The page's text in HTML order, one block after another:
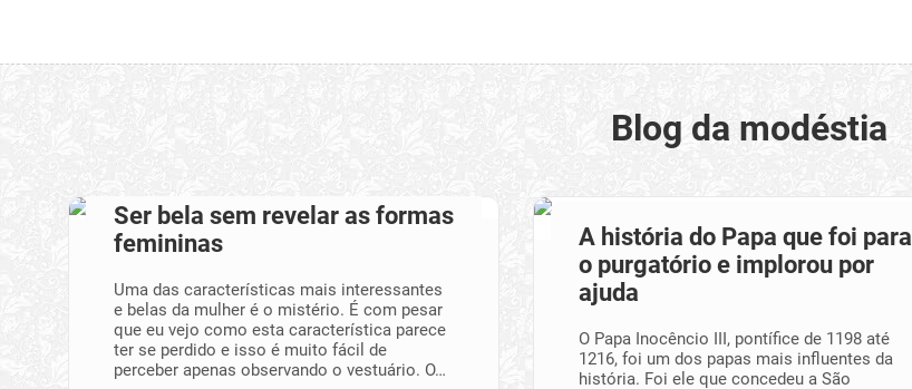
Blog da modéstia
Ser bela sem revelar as formas
femininas
Uma das características mais interessantes
e belas da mulher é o mistério. É com pesar
que eu vejo como esta característica parece
ter se perdido e isso é muito fácil de
perceber apenas observando o vestuário. O…
A história do Papa que foi para
o purgatório e implorou por
ajuda
O Papa Inocêncio III, pontífice de 1198 até
1216, foi um dos papas mais influentes da
história. Foi ele que concedeu a São